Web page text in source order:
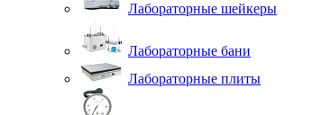
Лабораторные шейкеры
Лабораторные бани
Лабораторные плиты